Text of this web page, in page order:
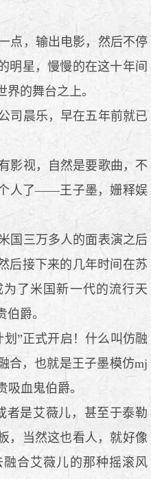
点，输出电影，然后不停
明星，慢慢的在这十年间
的舞台之上。
司晨乐，早在五年前就已
影视，自然是要歌曲，不
人了——王子墨，姗释娱
国三万多人的面表演之后
后接下来的几年时间在苏
了米国新一代的流行天
爵。
”正式开启！什么叫仿融
合，也就是王子墨模仿mj
血鬼伯爵。
是艾薇儿，甚至于泰勒
，当然这也看人，就好像
合艾薇儿的那种摇滚风